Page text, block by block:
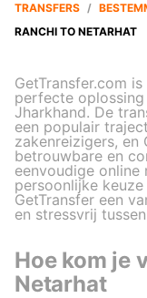
TRANSFERS /
RANCHI TO NETARHAT
GetTransfer.com
perfecte
Jharkhand. De
een populair
zakenreizigers, en
betrouwbare en
eenvoudige online
persoonlijke
GetTransfer een
en stressvrij
Hoe kom je
Netarhat